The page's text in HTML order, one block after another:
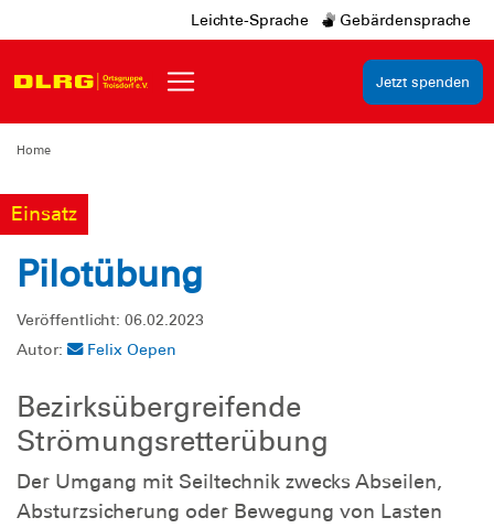
Leichte-Sprache Gebärdensprache
Jetzt spenden
Home
Einsatz
Pilotübung
Veröffentlicht: 06.02.2023
Autor:
Felix Oepen
Bezirksübergreifende
Strömungsretterübung
Der Umgang mit Seiltechnik zwecks Abseilen,
Absturzsicherung oder Bewegung von Lasten